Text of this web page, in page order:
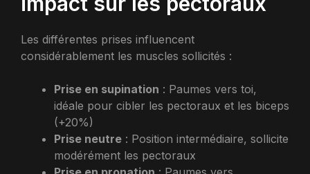
Les différentes prises influencent
considérablement les muscles sollicités :
Prise en supination : Paumes vers toi,
idéale pour cibler les pectoraux et les biceps
(+20%)
Prise neutre : Position intermédiaire, sollicite
modérément les pectoraux